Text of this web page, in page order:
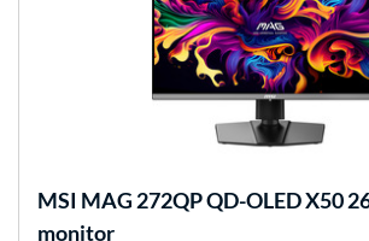
MSI MAG 272QP QD-OLED X50
monitor